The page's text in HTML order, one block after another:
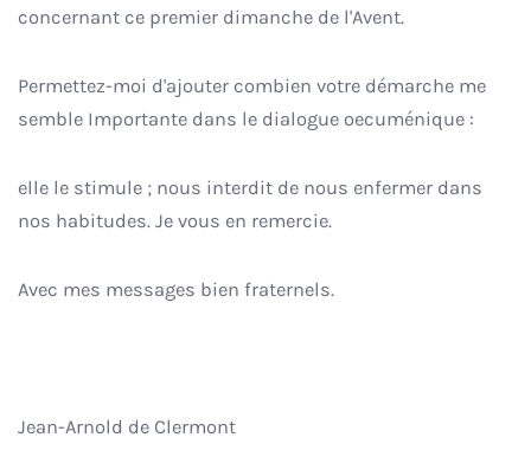
concernant ce premier dimanche de l'Avent.
Permettez-moi d'ajouter combien votre démarche me
semble Importante dans le dialogue oecuménique :
elle le stimule ; nous interdit de nous enfermer dans
nos habitudes. Je vous en remercie.
Avec mes messages bien fraternels.
Jean-Arnold de Clermont